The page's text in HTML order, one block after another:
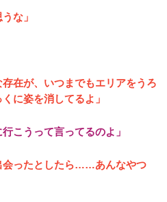
な」
存在が、いつまでもエリアをうろ
に姿を消してるよ」
こうって言ってるのよ」
会ったとしたら……あんなやつ